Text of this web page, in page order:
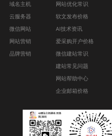
域名主机
云服务器
微信网站
网站营销
品牌营销
网站优化常识
软文发布价格
AI技术资讯
爱采购开户价格
微信建站常识
建站常见问题
网站帮助中心
企业邮箱价格